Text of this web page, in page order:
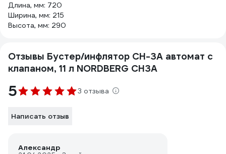
Длина, мм: 720
Ширина, мм: 215
Высота, мм: 290
Отзывы Бустер/инфлятор CH-3A автомат с
клапаном, 11 л NORDBERG CH3A
5 3 отзыва
Написать отзыв
Александр